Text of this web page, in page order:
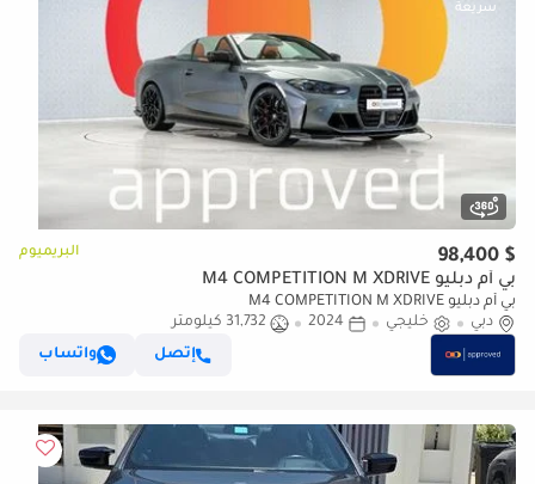
$ 98,400 البريميوم
بي أم دبليو M4 COMPETITION M XDRIVE
بي أم دبليو M4 COMPETITION M XDRIVE
دبي
خليجي 2024
31,732 كيلومتر
إتصل
واتساب